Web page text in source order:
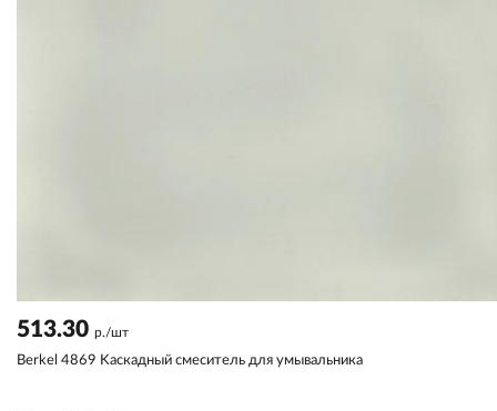
513.30 р./шт
Berkel 4869 Kаскадный смеситель для умывальника